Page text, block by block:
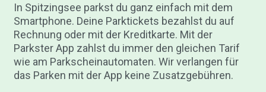
In Spitzingsee parkst du ganz einfach mit dem
Smartphone. Deine Parktickets bezahlst du auf
Rechnung oder mit der Kreditkarte. Mit der
Parkster App zahlst du immer den gleichen Tarif
wie am Parkscheinautomaten. Wir verlangen für
das Parken mit der App keine Zusatzgebühren.